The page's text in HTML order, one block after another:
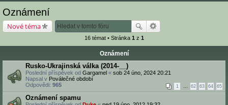
Oznámení
Nové téma
16 témat • Stránka 1 z 1
Oznámení
Rusko-Ukrajinská válka (2014-__)
Poslední příspěvek od Gargamel « sob 24 úno, 2024 20:21
Napsal v Poválečné období
Odpovědi: 965 1 … 62 63 64 65
Oznámení spamu